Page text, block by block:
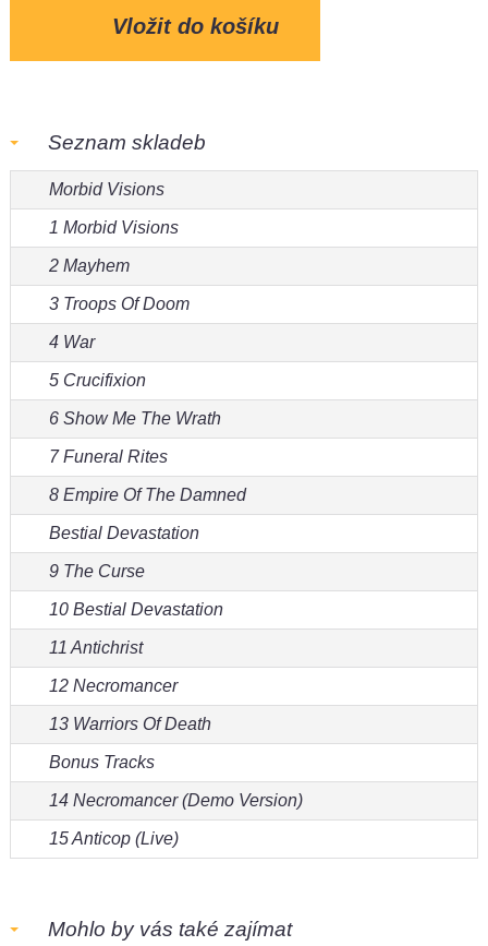
Seznam skladeb
Morbid Visions
1 Morbid Visions
2 Mayhem
3 Troops Of Doom
4 War
5 Crucifixion
6 Show Me The Wrath
7 Funeral Rites
8 Empire Of The Damned
Bestial Devastation
9 The Curse
10 Bestial Devastation
11 Antichrist
12 Necromancer
13 Warriors Of Death
Bonus Tracks
14 Necromancer (Demo Version)
15 Anticop (Live)
Mohlo by vás také zajímat